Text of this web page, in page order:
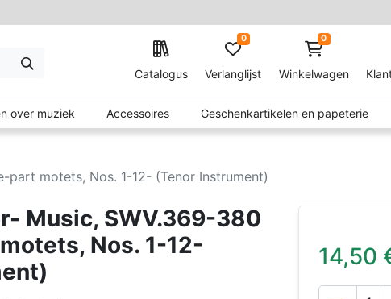
Catalogus Verlanglijst
0 0
Winkelwagen
over muziek Accessoires Geschenkartikelen en papeterie
part motets, Nos. 1-12- (Tenor Instrument)
Music, SWV.369-380
Nos. 1-12-
14,50